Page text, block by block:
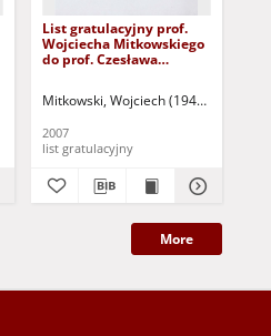
List gratulacyjny prof.
Wojciecha Mitkowskiego
do prof. Czesława
Mitkowski, Wojciech (1946- )
2007
list gratulacyjny
More